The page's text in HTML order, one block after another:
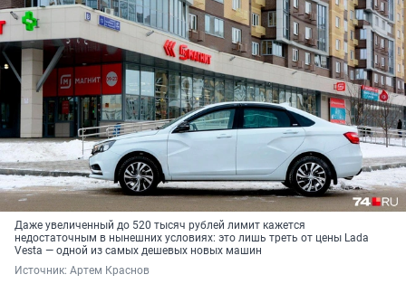
Даже увеличенный до 520 тысяч рублей лимит кажется
недостаточным в нынешних условиях: это лишь треть от цены Lada
Vesta — одной из самых дешевых новых машин
Источник: Артем Краснов